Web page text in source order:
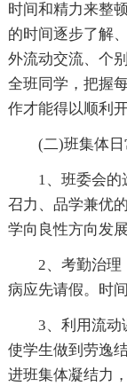
时间和精力来整
的时间逐步了解
外流动交流、个
全班同学，把握
作才能得以顺利
(二)班集体
1、班委会
召力、品学兼优
学向良性方向发展
2、考勤治理
病应先请假。时
3、利用流动
使学生做到劳逸
进班集体凝结力